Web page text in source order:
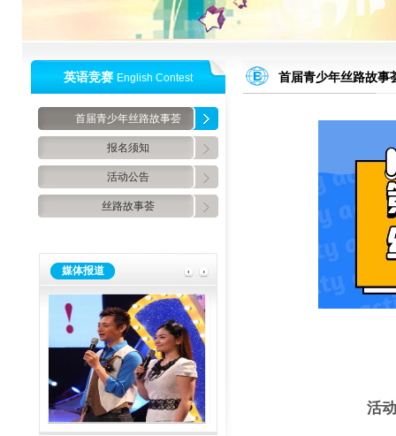
英语竞赛 English Contest
首届青少年丝路故事荟
报名须知
活动公告
丝路故事荟
媒体报道
首届青少年丝路故事
活